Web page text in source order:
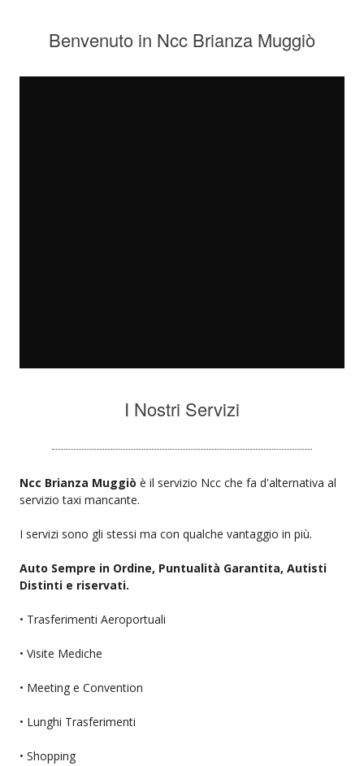
Benvenuto in Ncc Brianza Muggiò
I Nostri Servizi
Ncc Brianza Muggiò è il servizio Ncc che fa d'alternativa al
servizio taxi mancante.
I servizi sono gli stessi ma con qualche vantaggio in più.
Auto Sempre in Ordine, Puntualità Garantita, Autisti
Distinti e riservati.
• Trasferimenti Aeroportuali
• Visite Mediche
• Meeting e Convention
• Lunghi Trasferimenti
• Shopping